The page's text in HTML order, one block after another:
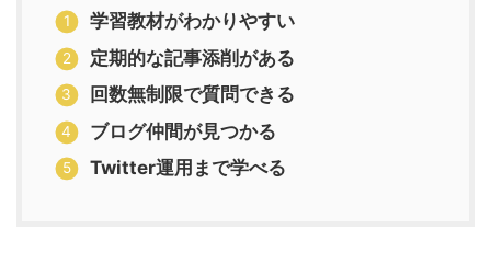
学習教材がわかりやすい
定期的な記事添削がある
回数無制限で質問できる
ブログ仲間が見つかる
Twitter運用まで学べる